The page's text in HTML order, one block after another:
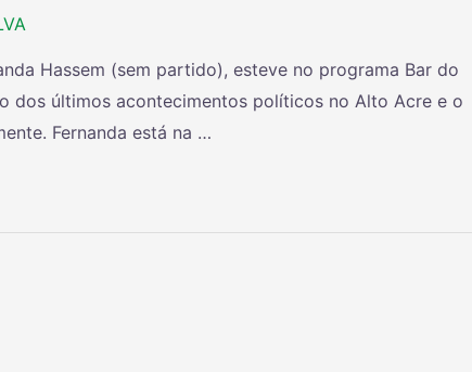
Hassem (sem partido), esteve no programa Bar do
dos últimos acontecimentos políticos no Alto Acre e o
Fernanda está na …